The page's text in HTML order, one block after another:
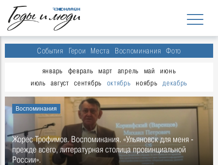
События Герои Места Воспоминания Фото
январь февраль март апрель май
июнь
июль
август сентябрь октябрь ноябрь декабрь
Воспоминания
Жорес Трофимов. Воспоминания. «Ульяновск для меня -
прежде всего, литературная столица провинциальной
России».